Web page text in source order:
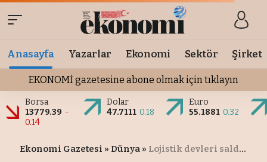
Anasayfa Yazarlar Ekonomi Sektör Şirket
EKONOMİ gazetesine abone olmak için tıklayın
Borsa
13779.39 -
0.14
Dolar
47.7111 0.18
Euro
55.1881 0.32
Ekonomi Gazetesi » Dünya » Lojistik devleri saldırılar nedeniyle Kızıldeniz'deki seferlerini askıya aldı